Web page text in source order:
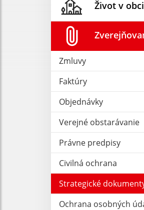
Život v obci
Zmluvy
Faktúry
Objednávky
Verejné obstarávanie
Právne predpisy
Civilná ochrana
Strategické
Ochrana osobných